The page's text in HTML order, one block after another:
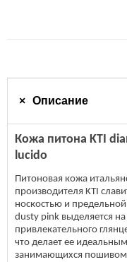
Описание
Кожа питона KTI
lucido
Питоновая кожа
производителя KTI
носкостью и
dusty pink выделяется
привлекательного
что делает ее
занимающихся пошивом